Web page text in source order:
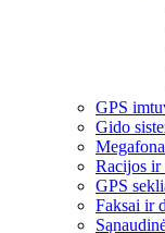
GPS
Gido
Racijos ir
GPS
Faksai ir